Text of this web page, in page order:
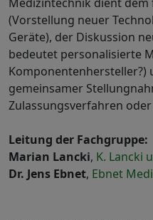
(Vorstellung neuer
Geräte), der Diskussion
bedeutet personalisierte
Komponentenhersteller?)
gemeinsamer
Zulassungsverfahren
Leitung der Fachgruppe:
Marian Lancki, K. Lancki
Dr. Jens Ebnet, Ebnet